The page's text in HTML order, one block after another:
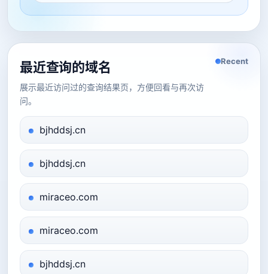
最近查询的域名
展示最近访问过的查询结果页，方便回看与再次访
问。
Recent
bjhddsj.cn
bjhddsj.cn
miraceo.com
miraceo.com
bjhddsj.cn